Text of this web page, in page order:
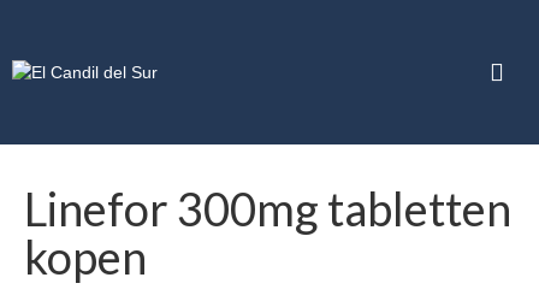
Linefor 300mg tabletten
kopen